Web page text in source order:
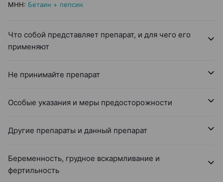
МНН: Бетаин + пепсин
Что собой представляет препарат, и для чего его
применяют
Не принимайте препарат
Особые указания и меры предосторожности
Другие препараты и данный препарат
Беременность, грудное вскармливание и
фертильность